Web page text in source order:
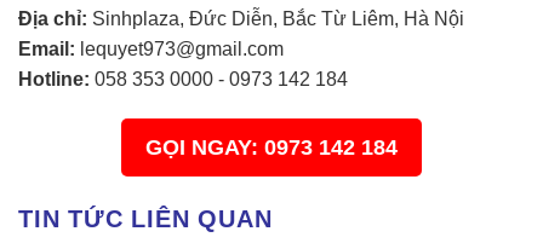
Địa chỉ: Sinhplaza, Đức Diễn, Bắc Từ Liêm, Hà Nội
Email: lequyet973@gmail.com
Hotline: 058 353 0000 - 0973 142 184
GỌI NGAY: 0973 142 184
TIN TỨC LIÊN QUAN